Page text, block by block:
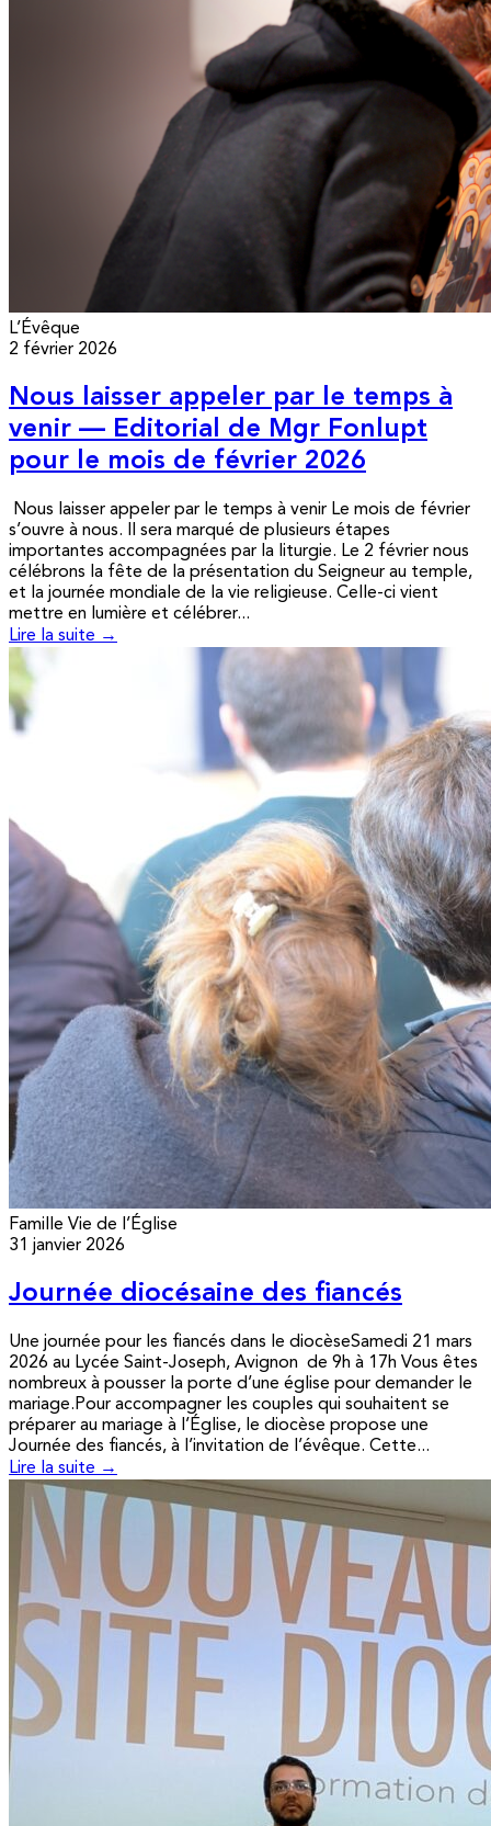
L’Évêque
2 février 2026
Nous laisser appeler par le temps à
venir — Editorial de Mgr Fonlupt
pour le mois de février 2026
Nous laisser appeler par le temps à venir Le mois de février
s’ouvre à nous. Il sera marqué de plusieurs étapes
importantes accompagnées par la liturgie. Le 2 février nous
célébrons la fête de la présentation du Seigneur au temple,
et la journée mondiale de la vie religieuse. Celle-ci vient
mettre en lumière et célébrer...
Lire la suite →
Famille Vie de l’Église
31 janvier 2026
Journée diocésaine des fiancés
Une journée pour les fiancés dans le diocèseSamedi 21 mars
2026 au Lycée Saint-Joseph, Avignon de 9h à 17h Vous êtes
nombreux à pousser la porte d’une église pour demander le
mariage.Pour accompagner les couples qui souhaitent se
préparer au mariage à l’Église, le diocèse propose une
Journée des fiancés, à l’invitation de l’évêque. Cette...
Lire la suite →